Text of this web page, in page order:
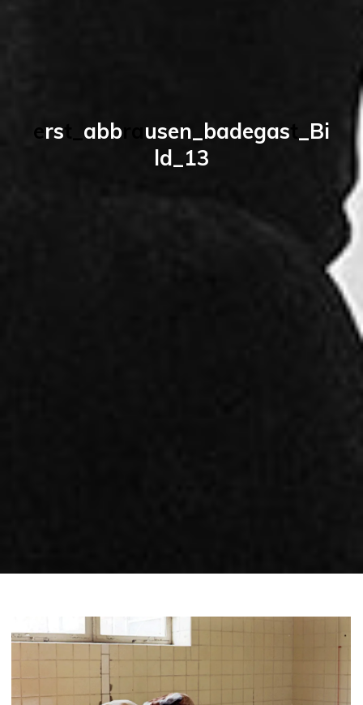
ers abb usen badegas Bi
ld 13